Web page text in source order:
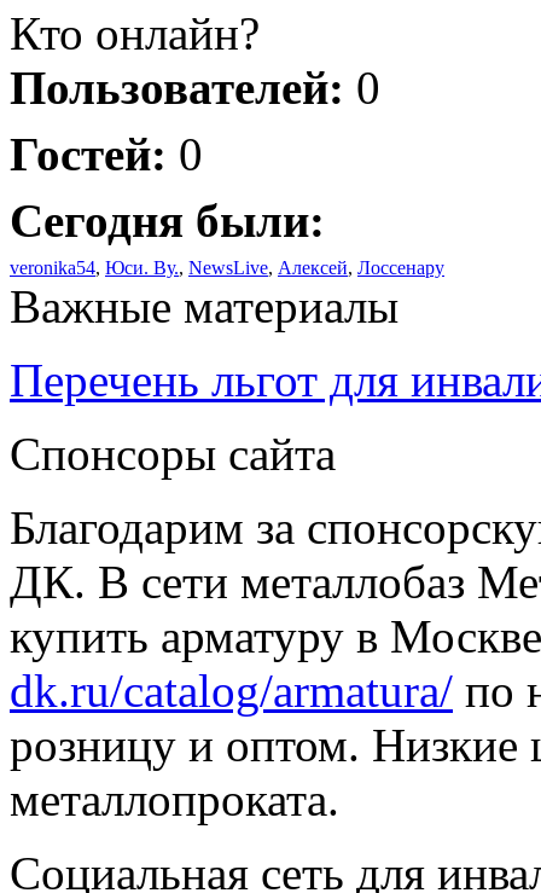
Кто онлайн?
Пользователей: 0
Гостей: 0
Сегодня были:
veronika54, Юси. Ву., NewsLive, Алексей, Лоссенару
Важные материалы
Перечень льгот для
Спонсоры сайта
Благодарим за
ДК. В сети металлобаз
купить арматуру в
dk.ru/catalog/armatura/ по
розницу и оптом. Низкие
металлопроката.
Социальная сеть для